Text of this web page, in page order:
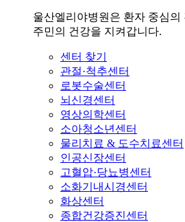
울산엘리야병원은 환자 중심의
주민의 건강을 지켜갑니다.
센터 찾기
관절·척추센터
로봇수술센터
뇌신경센터
영상의학센터
소아청소년센터
물리치료 & 도수치료센터
인공신장센터
고혈압·당뇨병센터
소화기내시경센터
화상센터
종합건강증진센터